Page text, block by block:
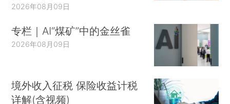
2026年08月09日
专栏｜AI“煤矿”中的金丝雀
2026年08月09日
境外收入征税 保险收益计税
详解(含视频)